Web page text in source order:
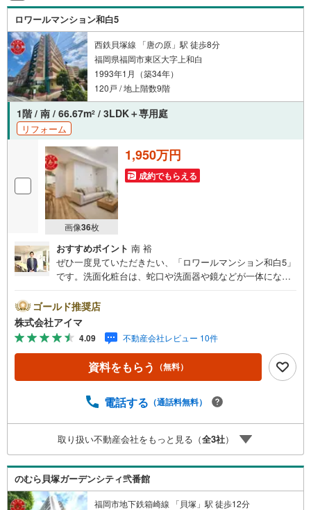
ロワールマンション和白5
西鉄貝塚線 「唐の原」駅 徒歩8分
福岡県福岡市東区大字上和白
1993年1月（築34年）
120戸 / 地上階数9階
1階 / 南 / 66.67m2 / 3LDK＋専用庭
リフォーム
画像36枚
1,950万円
成約でもらえる
おすすめポイント 南 裕
ぜひ一度見ていただきたい、「ロワールマンション和白5」
です。洗面化粧台は、蛇口や洗面器や鏡などが一体になっ
入浴も快適です。広々としたゆとりある室内が魅力的な、3
LDKの物件です。不動産のことで当社にご要望やご不明な
点などがあれば、メール若しくはお電話でご連絡くださ
い。経験豊富なプロのスタッフがしっかりとお応え致しま
ゴールド推奨店
株式会社アイマ
4.09 不動産会社レビュー 10件
資料をもらう （無料）
電話する （通話料無料）
取り扱い不動産会社をもっと見る（全3社）
のむら貝塚ガーデンシティ弐番館
福岡市地下鉄箱崎線 「貝塚」駅 徒歩12分